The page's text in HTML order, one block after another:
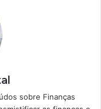
sobre Finanças